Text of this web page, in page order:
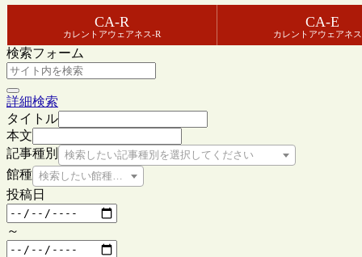
CA-R
カレントアウェアネス-R
CA-E
カレントアウェアネ
検索フォーム
詳細検索
タイトル
本文
記事種別
検索したい記事種別を選択してください
館種 検索したい館種を選択してください
投稿日
～